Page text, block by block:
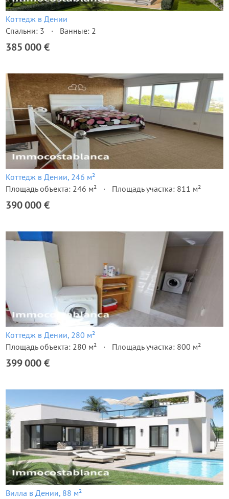
Коттедж в Дении
Спальни: 3
Ванные: 2
385 000 €
Коттедж в Дении, 246 м²
Площадь объекта: 246 м²
Площадь участка: 811 м²
390 000 €
Коттедж в Дении, 280 м²
Площадь объекта: 280 м²
Площадь участка: 800 м²
399 000 €
Вилла в Дении, 88 м²